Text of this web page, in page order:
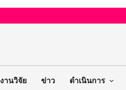
งานวิจัย ข่าว ดำเนินการ